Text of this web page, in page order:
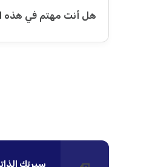
هل أنت مهتم في هذه
سيرتك